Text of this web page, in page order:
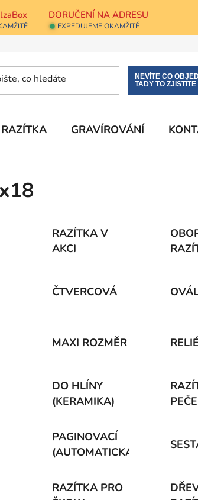
DORUČENÍ NA ADRESU
EXPEDUJEME OKAMŽITĚ
GRAVÍROVÁNÍ
RAZÍTKA V
AKCI
ČTVERCOVÁ
MAXI ROZMĚR
DO HLÍNY
(KERAMIKA)
PAGINOVACÍ
(AUTOMATICKÁ)
RAZÍTKA PRO
NEVÍTE CO
TADY TO